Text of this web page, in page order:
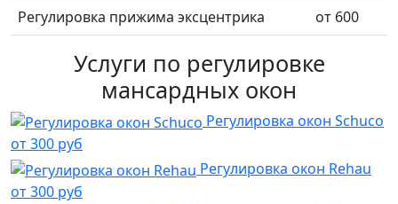
Регулировка прижима эксцентрика от 600
Услуги по регулировке
мансардных окон
Регулировка окон Schuco
от 300 руб
Регулировка окон Rehau
от 300 руб